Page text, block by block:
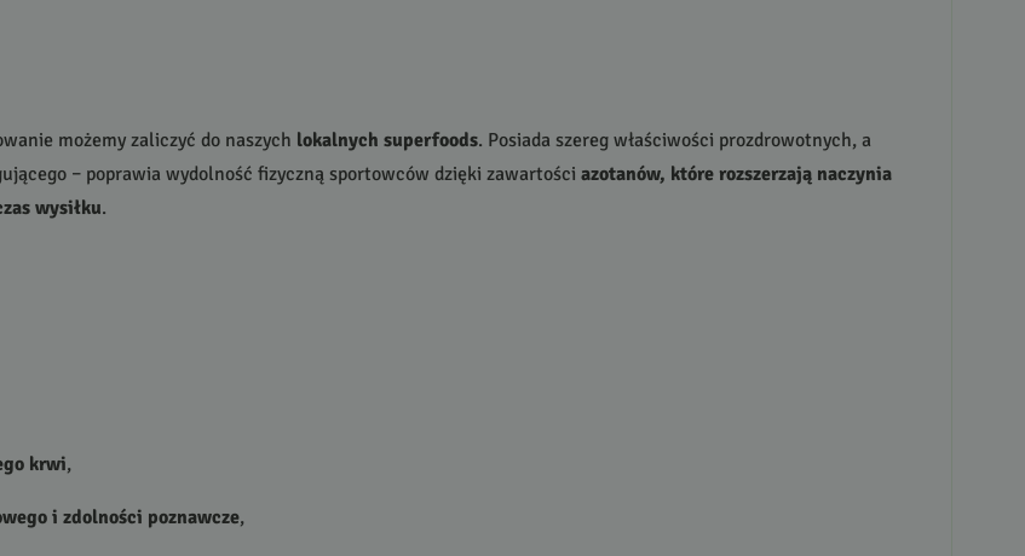
możemy zaliczyć do naszych lokalnych superfoods. Posiada szereg właściwości prozdrowotnych, a
– poprawia wydolność fizyczną sportowców dzięki zawartości azotanów, które rozszerzają naczynia
wysiłku.
krwi,
i zdolności poznawcze,